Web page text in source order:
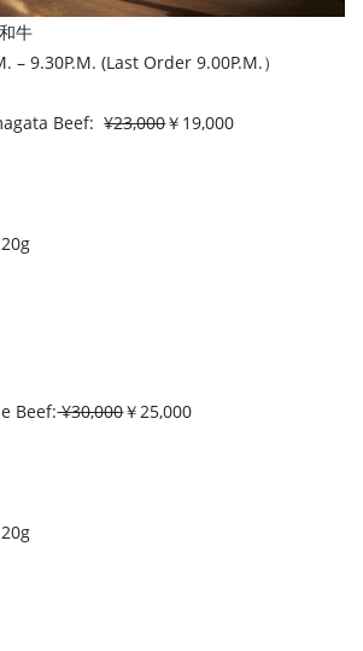
牛
– 9.30P.M. (Last Order 9.00P.M.）
Beef:¥23,000￥19,000
Beef:¥30,000￥25,000